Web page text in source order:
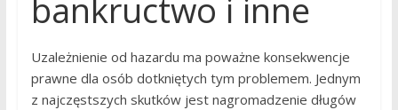
bankructwo i inne
Uzależnienie od hazardu ma poważne konsekwencje
prawne dla osób dotkniętych tym problemem. Jednym
z najczęstszych skutków jest nagromadzenie długów